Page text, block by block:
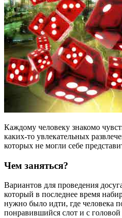
Каждому человеку знакомо
каких-то увлекательных
которых не могли себе
Чем заняться?
Вариантов для проведения
который в последнее время
нужно было идти, где человека
понравившийся слот и с головой